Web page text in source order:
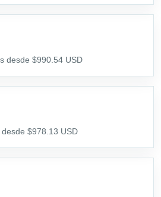
desde $990.54 USD
$978.13 USD